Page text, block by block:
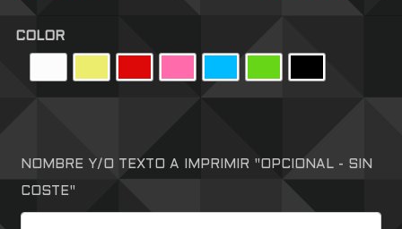
COLOR
NOMBRE Y/O TEXTO A IMPRIMIR "OPCIONAL - SIN
COSTE"